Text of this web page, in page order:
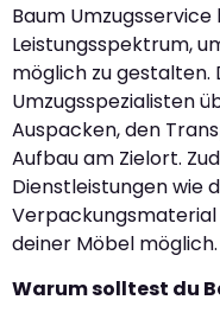
Baum
Leistungsspektrum,
möglich zu
Umzugsspezialisten
Auspacken, den
Aufbau am Zielort.
Dienstleistungen wie
deiner Möbel möglich.
Warum solltest du